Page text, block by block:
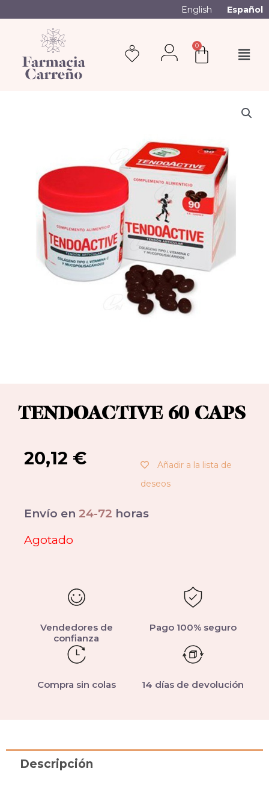
English Español
0
TENDOACTIVE 60 CAPS
20,12 €
Añadir a la lista de
deseos
Envío en 24-72 horas
Agotado
Vendedores de
confianza
Pago 100% seguro
Compra sin colas 14 días de devolución
Descripción